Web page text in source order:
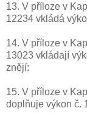
13. V příloze v
12234 vkládá
14. V příloze v
13023 vkládají
znějí:
15. V příloze v
doplňuje výkon č.